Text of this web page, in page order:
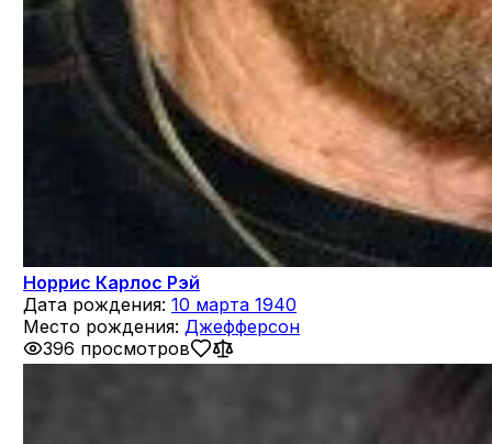
Норрис Карлос Рэй
Дата рождения: 10 марта 1940
Место рождения: Джефферсон
396 просмотров